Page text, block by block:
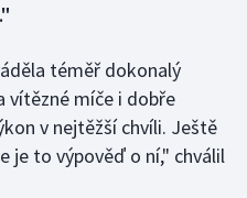
téměř dokonalý
vítězné míče i dobře
v nejtěžší chvíli. Ještě
je to výpověď o ní," chválil